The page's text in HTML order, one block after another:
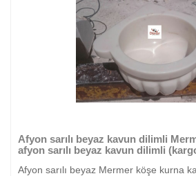
Afyon sarılı beyaz kavun dilimli
afyon sarılı beyaz kavun dilimli
Afyon sarılı beyaz Mermer köşe kurna